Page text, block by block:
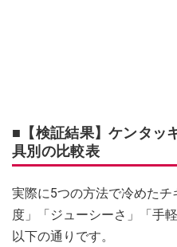
■【検証結果】ケンタッ
具別の比較表
実際に5つの方法で冷めたチ
度」「ジューシーさ」「手
以下の通りです。